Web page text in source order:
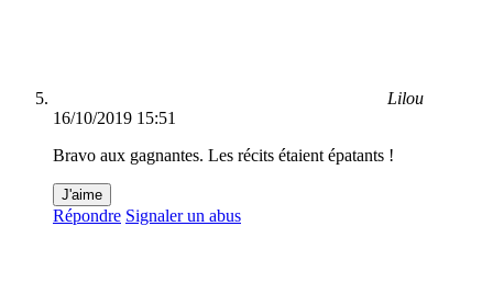
Lilou
16/10/2019 15:51
Bravo aux gagnantes. Les récits étaient épatants !
J'aime
Répondre Signaler un abus